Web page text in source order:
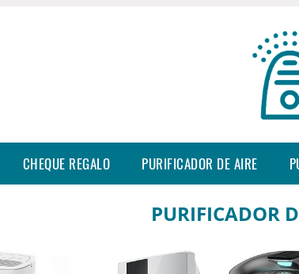
CHEQUE REGALO PURIFICADOR DE AIRE
PURIFICADOR